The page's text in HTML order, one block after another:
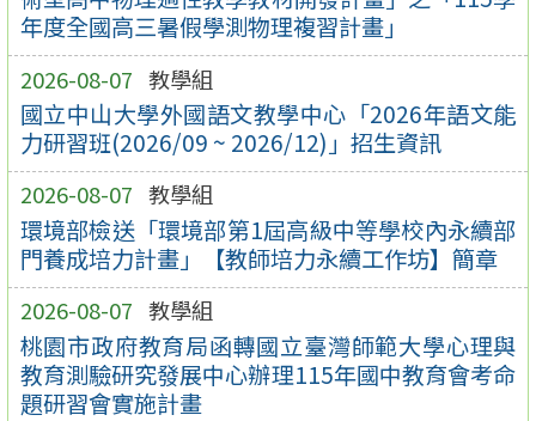
年度全國高三暑假學測物理複習計畫」
2026-08-07 教學組
國立中山大學外國語文教學中心「2026年語文能
力研習班(2026/09 ~ 2026/12)」招生資訊
2026-08-07 教學組
環境部檢送「環境部第1屆高級中等學校內永續部
門養成培力計畫」【教師培力永續工作坊】簡章
2026-08-07 教學組
桃園市政府教育局函轉國立臺灣師範大學心理與
教育測驗研究發展中心辦理115年國中教育會考命
題研習會實施計畫